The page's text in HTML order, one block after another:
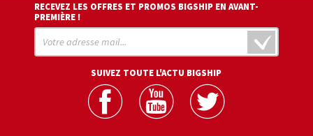
RECEVEZ LES OFFRES ET PROMOS BIGSHIP EN AVANT-
PREMIÈRE !
SUIVEZ TOUTE L'ACTU BIGSHIP